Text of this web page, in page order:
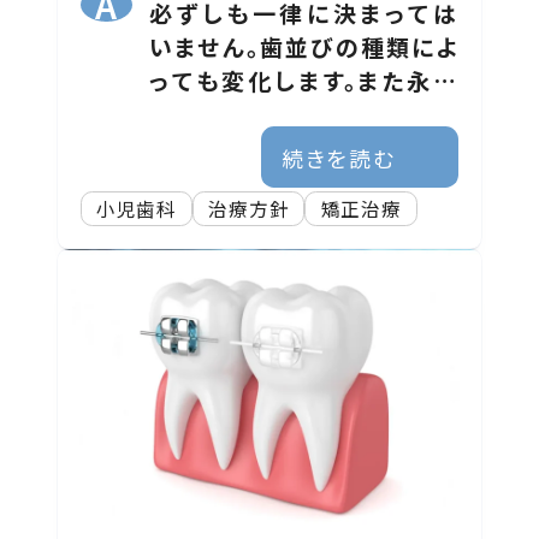
必ずしも一律に決まっては
いません。歯並びの種類によ
っても変化します。また永久
定期的に経過観察すること
をお勧めします。まずはご相
談ください。
続きを読む
小児歯科 治療方針 矯正治療